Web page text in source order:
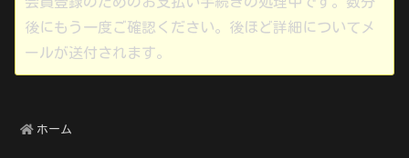
後にもう一度ご確認ください。後ほど詳細についてメ
ールが送付されます。
ホーム